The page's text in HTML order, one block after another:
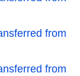
from
from